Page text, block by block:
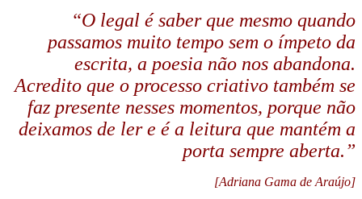
“O legal é saber que mesmo quando
passamos muito tempo sem o ímpeto da
escrita, a poesia não nos abandona.
Acredito que o processo criativo também se
faz presente nesses momentos, porque não
deixamos de ler e é a leitura que mantém a
porta sempre aberta.”
[Adriana Gama de Araújo]